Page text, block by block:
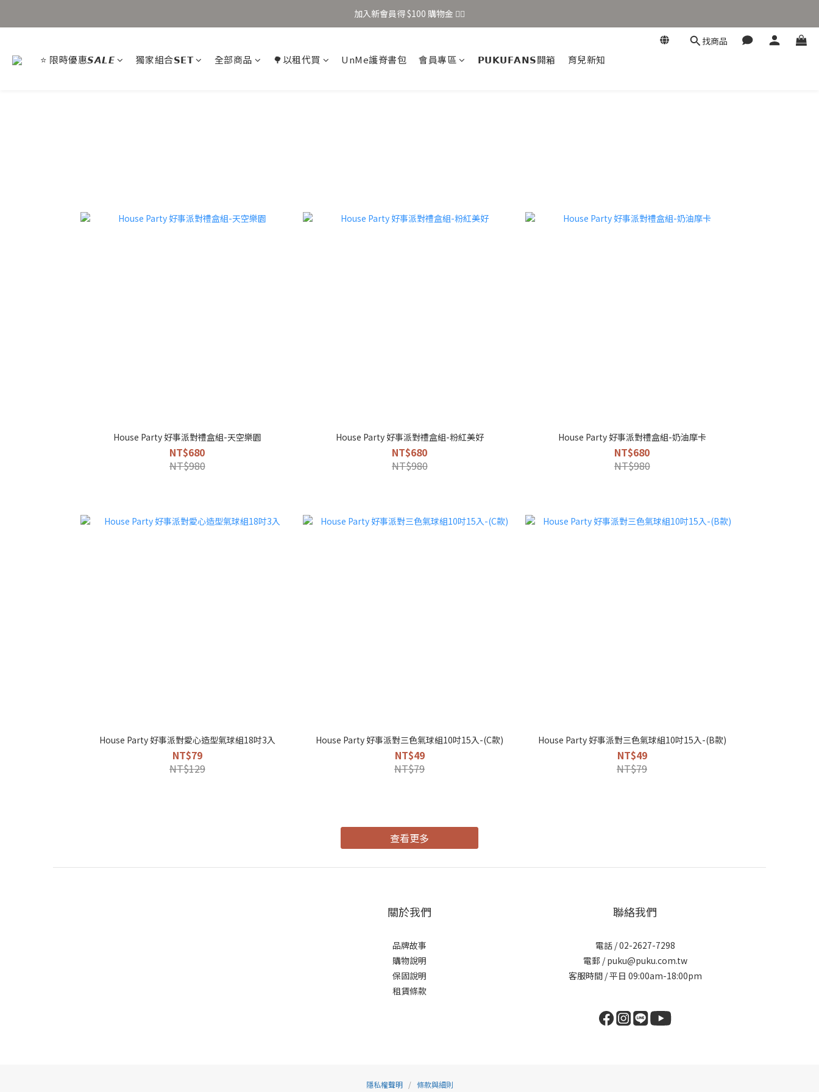
加入新會員得 $100 購物金 👉🏻
加入新會員得 $100 購物金 👉🏻
加入新會員得 $100 購物金 👉🏻
找商品
⭐ 限時優惠𝙎𝘼𝙇𝙀 獨家組合𝗦𝗘𝗧 全部商品 🌳以租代買 UnMe護脊書包 會員專區 𝗣𝗨𝗞𝗨𝗙𝗔𝗡𝗦開箱 育兒新知
House Party 好事派對禮盒組-天空樂園
NT$680
NT$980
House Party 好事派對禮盒組-粉紅美好
NT$680
NT$980
House Party 好事派對禮盒組-奶油摩卡
NT$680
NT$980
House Party 好事派對愛心造型氣球組18吋3入
NT$79
NT$129
House Party 好事派對三色氣球組10吋15入-(C款)
NT$49
NT$79
House Party 好事派對三色氣球組10吋15入-(B款)
NT$49
NT$79
查看更多
關於我們
品牌故事
購物說明
保固說明
租賃條款
聯絡我們
電話 / 02-2627-7298
電郵 / puku@puku.com.tw
客服時間 / 平日 09:00am-18:00pm
隱私權聲明/ 條款與細則